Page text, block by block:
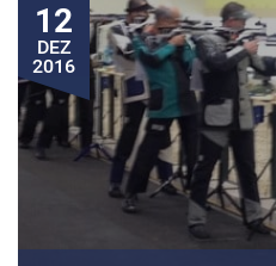
12
DEZ
2016